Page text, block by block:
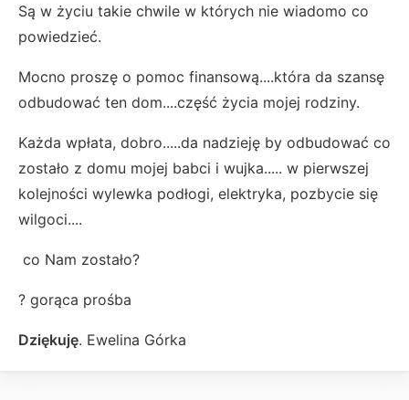
Są w życiu takie chwile w których nie wiadomo co
powiedzieć.
Mocno proszę o pomoc finansową....która da szansę
odbudować ten dom....część życia mojej rodziny.
Każda wpłata, dobro.....da nadzieję by odbudować co
zostało z domu mojej babci i wujka..... w pierwszej
kolejności wylewka podłogi, elektryka, pozbycie się
wilgoci....
co Nam zostało?
? gorąca prośba
Dziękuję. Ewelina Górka